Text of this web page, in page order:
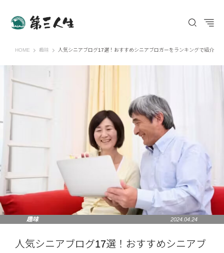
HOME 第三人生 〜寄り道の歩き方〜
趣味 人気シニアブログ17選！おすすめシニアブロガーをランキングで紹介
趣味 2024.04.24
人気シニアブログ17選！おすすめシニアブ